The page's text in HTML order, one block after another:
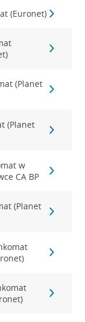
(Euronet)
(Planet
(Planet
w
CA BP
(Planet